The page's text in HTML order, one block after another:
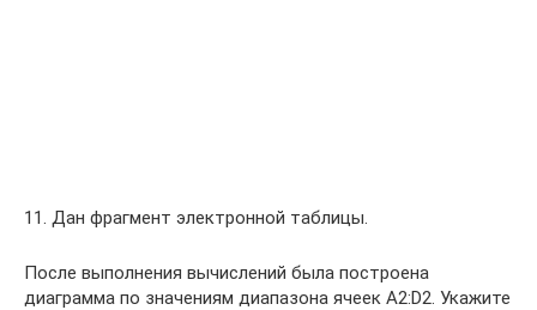
11. Дан фрагмент электронной таблицы.
После выполнения вычислений была построена
диаграмма по значениям диапазона ячеек A2:D2. Укажите